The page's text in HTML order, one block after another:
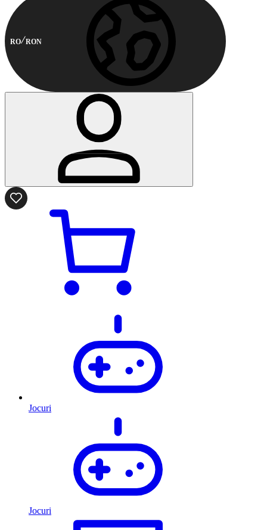
RO RON
Jocuri
Jocuri